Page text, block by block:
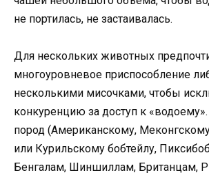
не портилась, не застаивалась.
Для нескольких животных
многоуровневое приспособление
несколькими мисочками, чтобы
конкуренцию за доступ к
пород (Американскому,
или Курильскому бобтейлу,
Бенгалам, Шиншиллам, Британцам,